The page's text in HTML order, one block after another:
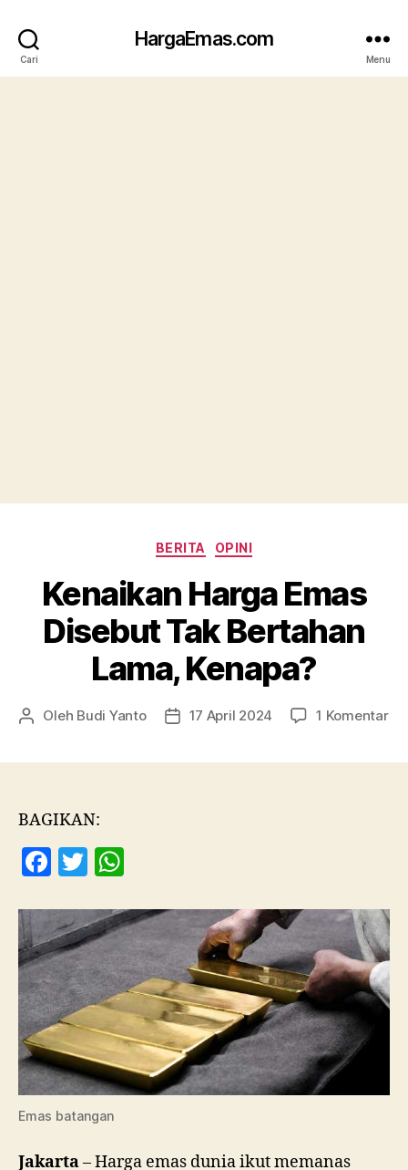
Cari
HargaEmas.com
Menu
Kategori
BERITA OPINI
Kenaikan Harga Emas
Disebut Tak Bertahan
Lama, Kenapa?
Penulis
Oleh Budi Yanto
Tanggal
17 April 2024 1 Komentar
BAGIKAN:
F
c
e
b
o
o
k
T
itt
er
at
s
A
p
p
Emas batangan
Jakarta– Harga emas dunia ikut memanas